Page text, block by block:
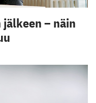
– näin